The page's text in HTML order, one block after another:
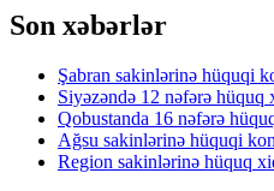
Son xəbərlər
Şabran sakinlərinə hüquqi
Siyəzəndə 12 nəfərə
Qobustanda 16 nəfərə
Ağsu sakinlərinə hüquqi
Region sakinlərinə hüquq